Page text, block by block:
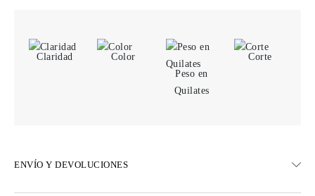
Claridad
Color
Peso en
Quilates
Corte
ENVÍO Y DEVOLUCIONES